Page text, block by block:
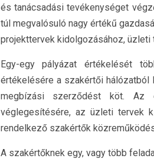
és tanácsadási tevékenységet
túl megvalósuló nagy értékű
projekttervek kidolgozásához,
Egy-egy pályázat értékelését
értékelésére a szakértői
megbízási szerződést köt. Az
véglegesítésére, az üzleti tervek
rendelkező szakértők
A szakértőknek egy, vagy több